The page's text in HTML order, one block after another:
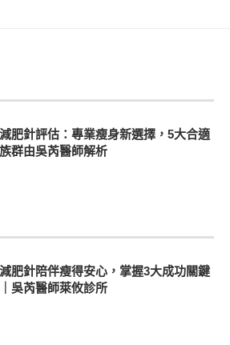
減肥針評估：專業瘦身新選擇，5大合適
族群由吳芮醫師解析
減肥針陪伴瘦得安心，掌握3大成功關鍵
｜吳芮醫師萊攸診所